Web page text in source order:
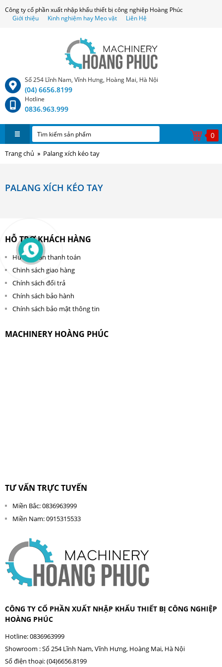
Công ty cổ phần xuất nhập khẩu thiết bị công nghiệp Hoàng Phúc
Giới thiệu
Kinh nghiệm hay Mẹo vặt Liên Hệ
Số 254 Lĩnh Nam, Vĩnh Hưng, Hoàng Mai, Hà Nội
(04) 6656.8199
Hotline
0836.963.999
0
Trang chủ Palang xích kéo tay
PALANG XÍCH KÉO TAY
HỖ TRỢ KHÁCH HÀNG
Hướng dẫn thanh toán
Chinh sách giao hàng
Chính sách đổi trả
Chính sách bảo hành
Chính sách bảo mật thông tin
MACHINERY HOÀNG PHÚC
TƯ VẤN TRỰC TUYẾN
Miền Bắc: 0836963999
Miền Nam: 0915315533
CÔNG TY CỔ PHẦN XUẤT NHẬP KHẨU THIẾT BỊ CÔNG NGHIỆP
HOÀNG PHÚC
Hotline: 0836963999
Showroom : Số 254 Lĩnh Nam, Vĩnh Hưng, Hoàng Mai, Hà Nội
Số điện thoại: (04)6656.8199